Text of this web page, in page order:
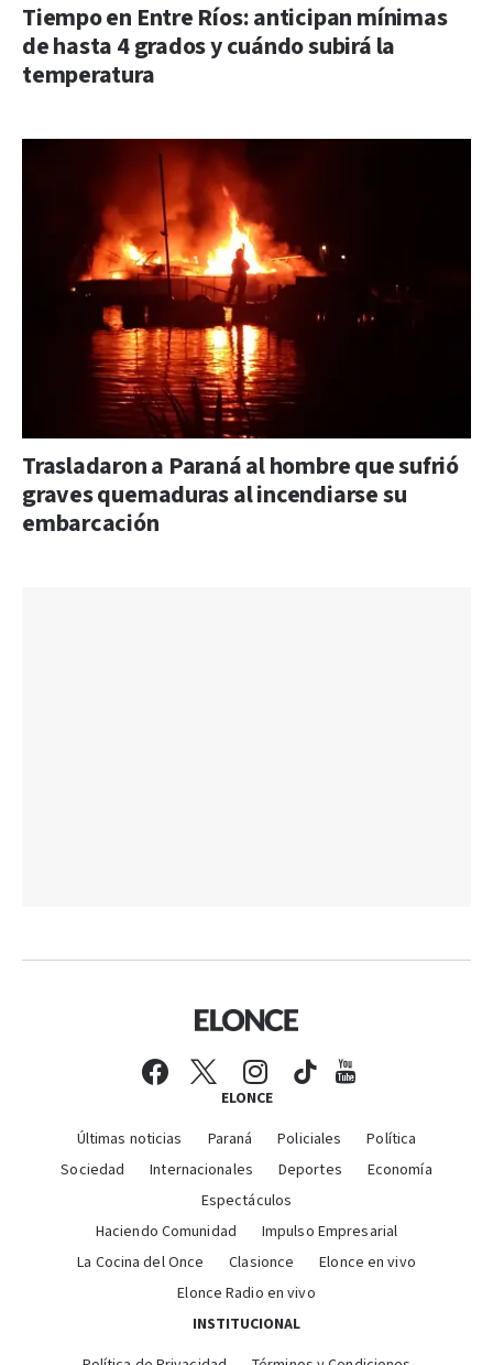
Tiempo en Entre Ríos: anticipan mínimas
de hasta 4 grados y cuándo subirá la
temperatura
Trasladaron a Paraná al hombre que sufrió
graves quemaduras al incendiarse su
embarcación
ELONCE
Últimas noticias Paraná Policiales
Política
Sociedad
Internacionales Deportes
Economía
Espectáculos
Haciendo Comunidad
Impulso Empresarial
La Cocina del Once
Clasionce
Elonce en vivo
Elonce Radio en vivo
INSTITUCIONAL